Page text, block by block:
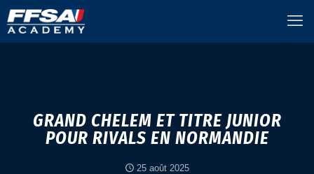
GRAND CHELEM ET TITRE JUNIOR
POUR RIVALS EN NORMANDIE
25 août 2025